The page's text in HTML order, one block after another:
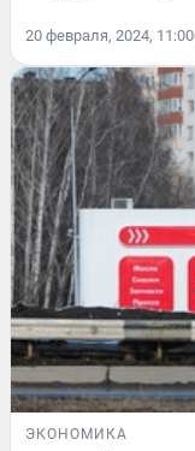
20 февраля, 2024, 11:00
ЭКОНОМИКА